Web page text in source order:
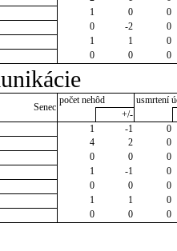
1 0
0
0 -2
0
1 1
0
0 0 0
Senec
počet nehôd
usmrtení
+/-
1 -1
0
4 2
0
0 0
0
1 -1
0
0 0
0
1 1
0
0 0 0